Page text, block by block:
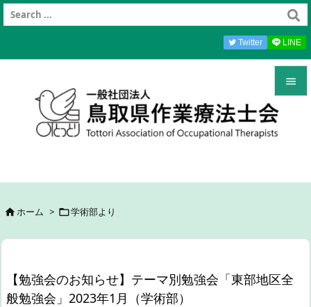


Twitter LINE
ホーム > 学術部より
【勉強会のお知らせ】テーマ別勉強会「東部地区全
般勉強会」2023年1月（学術部）